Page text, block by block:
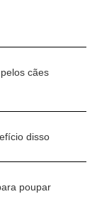
cães
disso
poupar